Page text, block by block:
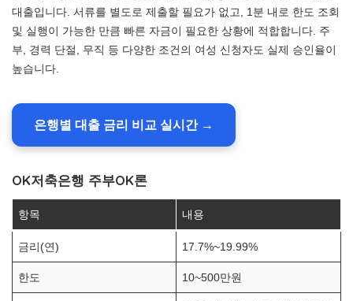
대출입니다. 서류를 별도로 제출할 필요가 없고, 1분 내로 한도 조회
및 실행이 가능한 만큼 빠른 자금이 필요한 상황에 적합합니다. 주
부, 경력 단절, 무직 등 다양한 조건의 여성 신청자도 실제 승인율이
높습니다.
은행별 대출 금리 비교 실시간 →
OK저축은행 주부OK론
항목 내용
금리(연) 17.7%~19.99%
한도 10~500만원